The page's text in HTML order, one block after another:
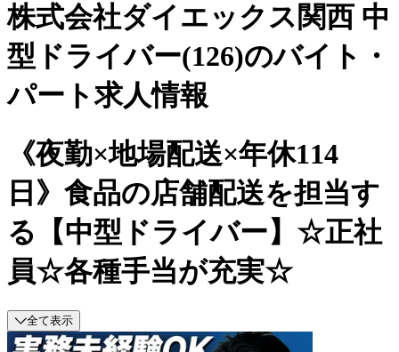
株式会社ダイエックス関西 中
型ドライバー(126)のバイト・
パート求人情報
《夜勤×地場配送×年休114
日》食品の店舗配送を担当す
る【中型ドライバー】☆正社
員☆各種手当が充実☆
全て表示